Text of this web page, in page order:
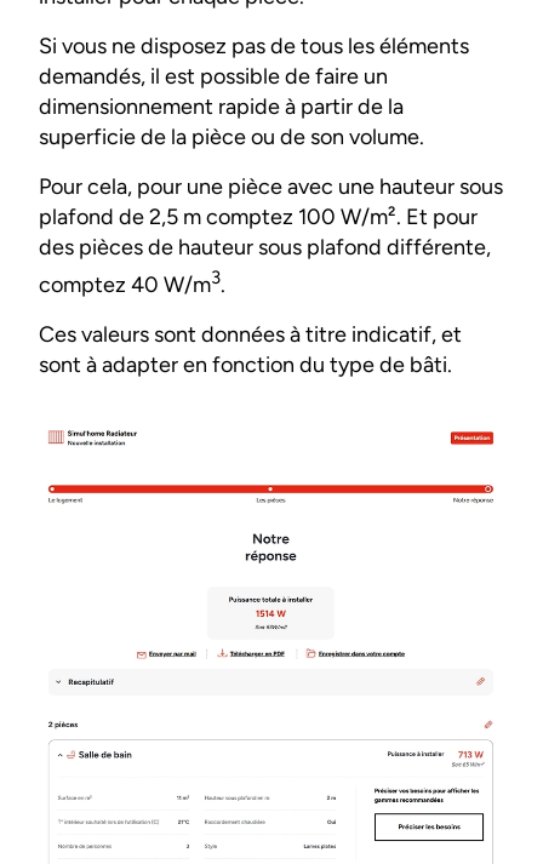
Si vous ne disposez pas de tous les éléments
demandés, il est possible de faire un
dimensionnement rapide à partir de la
superficie de la pièce ou de son volume.
Pour cela, pour une pièce avec une hauteur sous
plafond de 2,5 m comptez 100 W/m². Et pour
des pièces de hauteur sous plafond différente,
comptez 40 W/m3.
Ces valeurs sont données à titre indicatif, et
sont à adapter en fonction du type de bâti.